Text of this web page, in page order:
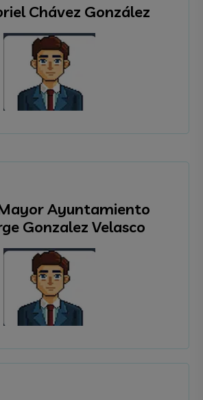
Chávez González
Ayuntamiento
Gonzalez Velasco